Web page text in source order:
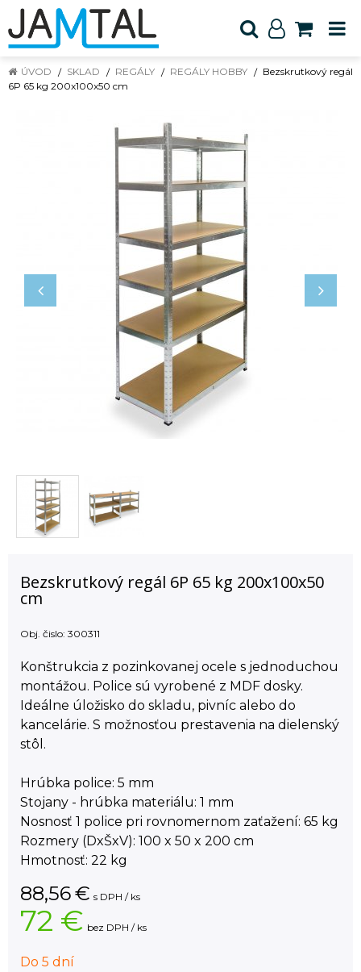
ÚVOD SKLAD REGÁLY REGÁLY HOBBY
Bezskrutkový regál
6P 65 kg 200x100x50 cm
Bezskrutkový regál 6P 65 kg 200x100x50
cm
Obj. čislo: 300311
Konštrukcia z pozinkovanej ocele s jednoduchou
montážou. Police sú vyrobené z MDF dosky.
Ideálne úložisko do skladu, pivníc alebo do
kancelárie. S možnosťou prestavenia na dielenský
stôl.
Hrúbka police: 5 mm
Stojany - hrúbka materiálu: 1 mm
Nosnosť 1 police pri rovnomernom zaťažení: 65 kg
Rozmery (DxŠxV): 100 x 50 x 200 cm
Hmotnosť: 22 kg
88,56€ s DPH / ks
72 € bez DPH / ks
Do 5 dní